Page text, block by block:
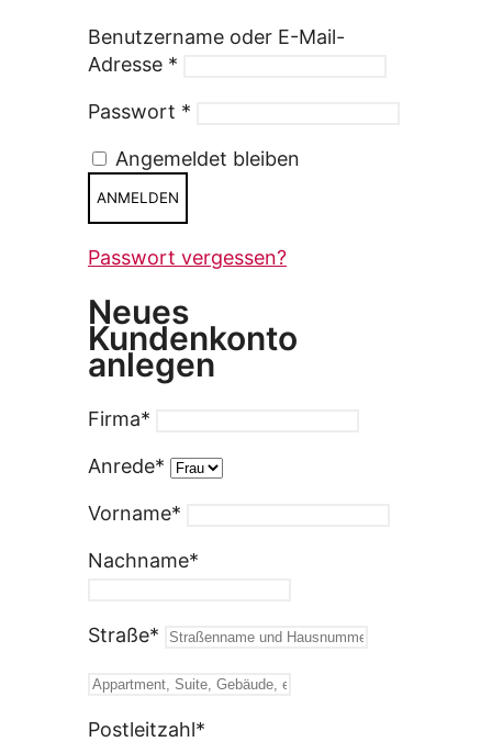
Benutzername oder E-Mail-
Adresse *
Passwort *
Angemeldet bleiben
ANMELDEN
Passwort vergessen?
Neues
Kundenkonto
anlegen
Firma*
Anrede*
Vorname*
Nachname*
Straße*
Postleitzahl*